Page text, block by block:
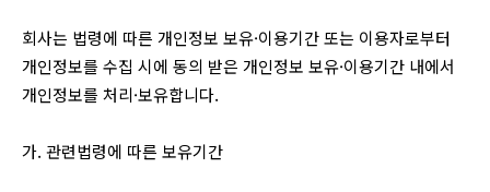
회사는 법령에 따른 개인정보 보유·이용기간 또는 이용자로부터
개인정보를 수집 시에 동의 받은 개인정보 보유·이용기간 내에서
개인정보를 처리·보유합니다.
가. 관련법령에 따른 보유기간